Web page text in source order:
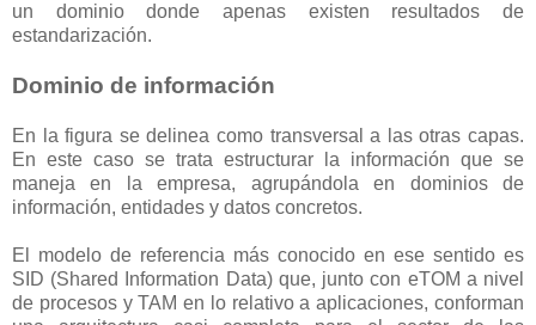
un dominio donde apenas existen resultados de
estandarización.
Dominio de información
En la figura se delinea como transversal a las otras capas.
En este caso se trata estructurar la información que se
maneja en la empresa, agrupándola en dominios de
información, entidades y datos concretos.
El modelo de referencia más conocido en ese sentido es
SID (Shared Information Data) que, junto con eTOM a nivel
de procesos y TAM en lo relativo a aplicaciones, conforman